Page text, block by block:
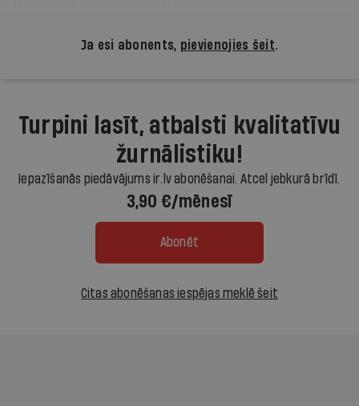
Ja esi abonents, pievienojies šeit.
Turpini lasīt, atbalsti kvalitatīvu
žurnālistiku!
Iepazīšanās piedāvājums ir.lv abonēšanai. Atcel jebkurā brīdī.
3,90 €/mēnesī
Abonēt
Citas abonēšanas iespējas meklē šeit